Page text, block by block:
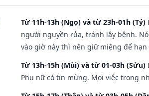
Từ 11h-13h (Ngọ) và từ 23h-01h (Tý)
người nguyền rủa, tránh lây bệnh.
vào giờ này thì nên giữ miệng để hạn
Từ 13h-15h (Mùi) và từ 01-03h (Sửu)
Phụ nữ có tin mừng. Mọi việc trong